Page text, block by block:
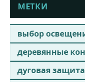
МЕТКИ
выбор
деревянные
дуговая защита